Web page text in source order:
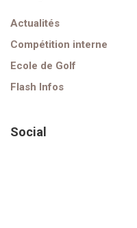
Actualités
Compétition interne
Ecole de Golf
Flash Infos
Social